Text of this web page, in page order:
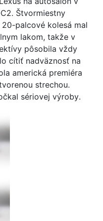
Štvormiestny
palcové kolesá mal
lakom, takže v
pôsobila vždy
cítiť nadväznosť na
americká premiéra
strechou.
sériovej výroby.